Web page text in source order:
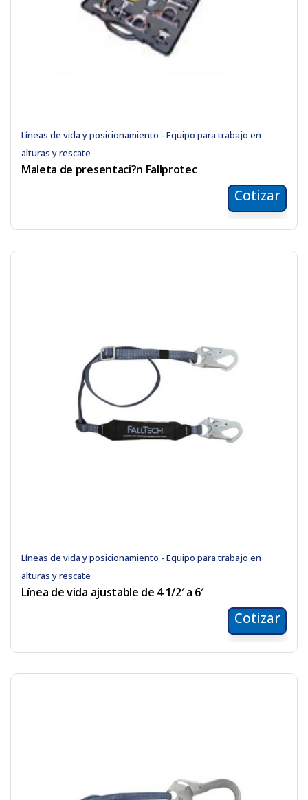
Líneas de vida y posicionamiento - Equipo para trabajo en
alturas y rescate
Maleta de presentaci?n Fallprotec
Cotizar
Líneas de vida y posicionamiento - Equipo para trabajo en
alturas y rescate
Línea de vida ajustable de 4 1/2′ a 6′
Cotizar